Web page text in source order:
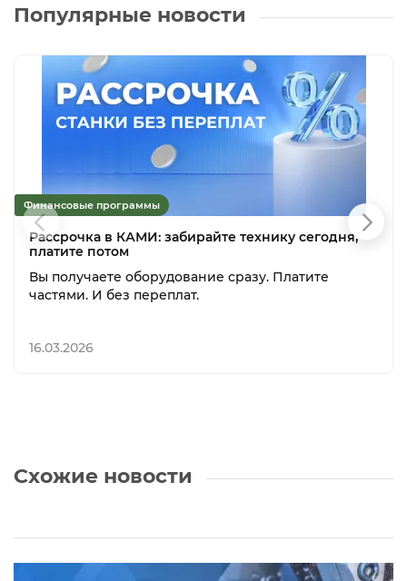
Популярные новости
Финансовые программы
Рассрочка в КАМИ: забирайте технику сегодня,
платите потом
Вы получаете оборудование сразу. Платите
частями. И без переплат.
16.03.2026
Схожие новости